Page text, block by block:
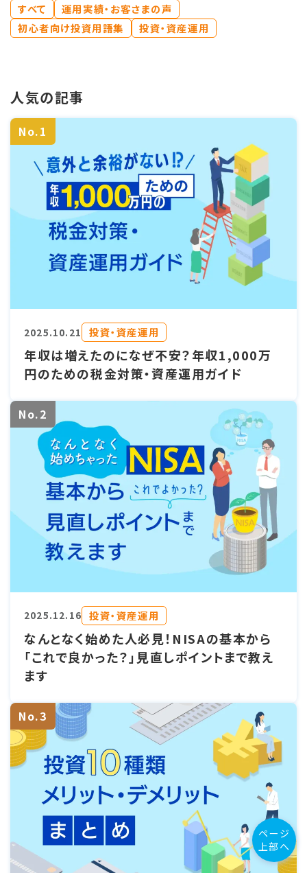
ページ
上部へ
すべて
運用実績・お客さまの声
初心者向け投資用語集
投資・資産運用
人気の記事
No.1
2025.10.21 投資・資産運用
年収は増えたのになぜ不安？年収1,000万
円のための税金対策・資産運用ガイド
No.2
2025.12.16 投資・資産運用
なんとなく始めた人必見！NISAの基本から
「これで良かった？」見直しポイントまで教え
ます
No.3